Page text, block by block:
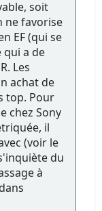
soit
ne favorise
EF (qui se
qui a de
Les
achat de
top. Pour
chez Sony
il
(voir le
du
à